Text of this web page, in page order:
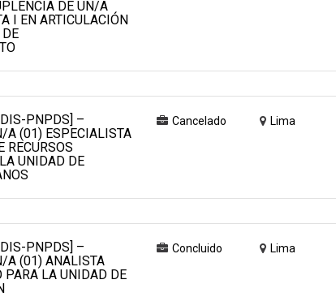
DE UN/A
I EN ARTICULACIÓN
PNPDS] –
A (01) ESPECIALISTA
RECURSOS
UNIDAD DE
Cancelado Lima
PNPDS] –
A (01) ANALISTA
LA UNIDAD DE
Concluido Lima